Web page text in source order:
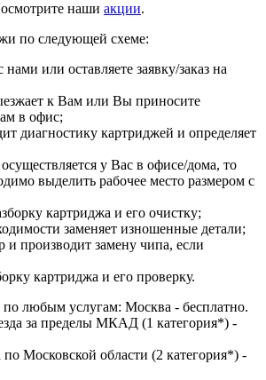
наши акции.
по следующей схеме:
нами или оставляете заявку/заказ на
к Вам или Вы приносите
в офис;
диагностику картриджей и определяет
у Вас в офисе/дома, то
выделить рабочее место размером с
картриджа и его очистку;
заменяет изношенные детали;
и производит замену чипа, если
картриджа и его проверку.
по любым услугам: Москва - бесплатно.
за пределы МКАД (1 категория*) -
Московской области (2 категория*) -